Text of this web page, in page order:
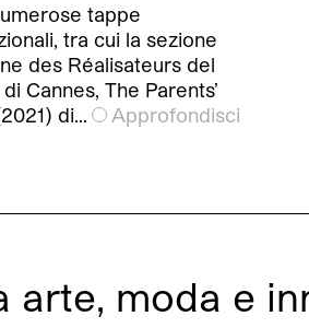
tappe
tra cui la sezione
des Réalisateurs del
Cannes, The Parents’
di…
Approfondisci
arte, moda e